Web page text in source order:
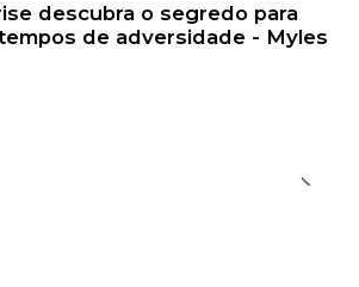
descubra o segredo para
de adversidade - Myles